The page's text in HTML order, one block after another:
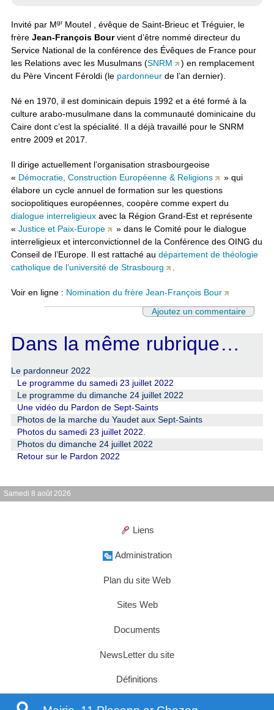
Invité par MgrMoutel , évêque de Saint-Brieuc et Tréguier, le
frèreJean-François Bourvient d’être nommé directeur du
Service National de la conférence des Évêques de France pour
les Relations avec les Musulmans (SNRM
) en remplacement
du Père Vincent Féroldi (le pardonneur de l’an dernier).
Né en 1970, il est dominicain depuis 1992 et a été formé à la
culture arabo-musulmane dans la communauté dominicaine du
Caire dont c’est la spécialité. Il a déjà travaillé pour le SNRM
entre 2009 et 2017.
Il dirige actuellement l’organisation strasbourgeoise
« Démocratie, Construction Européenne & Religions
» qui
élabore un cycle annuel de formation sur les questions
sociopolitiques européennes, coopère comme expert du
dialogue interreligieux avec la Région Grand-Est et représente
«Justice et Paix-Europe
» dans le Comité pour le dialogue
interreligieux et interconvictionnel de la Conférence des OING du
Conseil de l’Europe. Il est rattaché audépartement de théologie
catholique de l’université de Strasbourg
Voir en ligne : Nomination du frère Jean-François Bour
Ajoutez un commentaire
Dans la même rubrique…
Le pardonneur 2022
Le programme du samedi 23 juillet 2022
Le programme du dimanche 24 juillet 2022
Une vidéo du Pardon de Sept-Saints
Photos de la marche du Yaudet aux Sept-Saints
Photos du samedi 23 juillet 2022.
Photos du dimanche 24 juillet 2022
Retour sur le Pardon 2022
Samedi 8 août 2026
Liens
Administration
Plan du site Web
Sites Web
Documents
NewsLetter du site
Définitions